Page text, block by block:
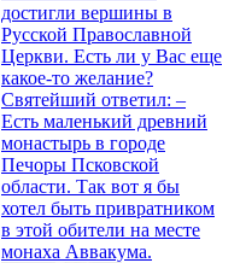
достигли вершины в
Русской Православной
Церкви. Есть ли у Вас еще
какое-то желание?
Святейший ответил: –
Есть маленький древний
монастырь в городе
Печоры Псковской
области. Так вот я бы
хотел быть привратником
в этой обители на месте
монаха Аввакума.